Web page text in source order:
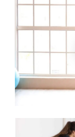
még motiválóbbá
kialakítása
beépített
pedig
mozgatható. A
valódi érték
sportoló
<strong>rendeld
és eddz
tempódban!</